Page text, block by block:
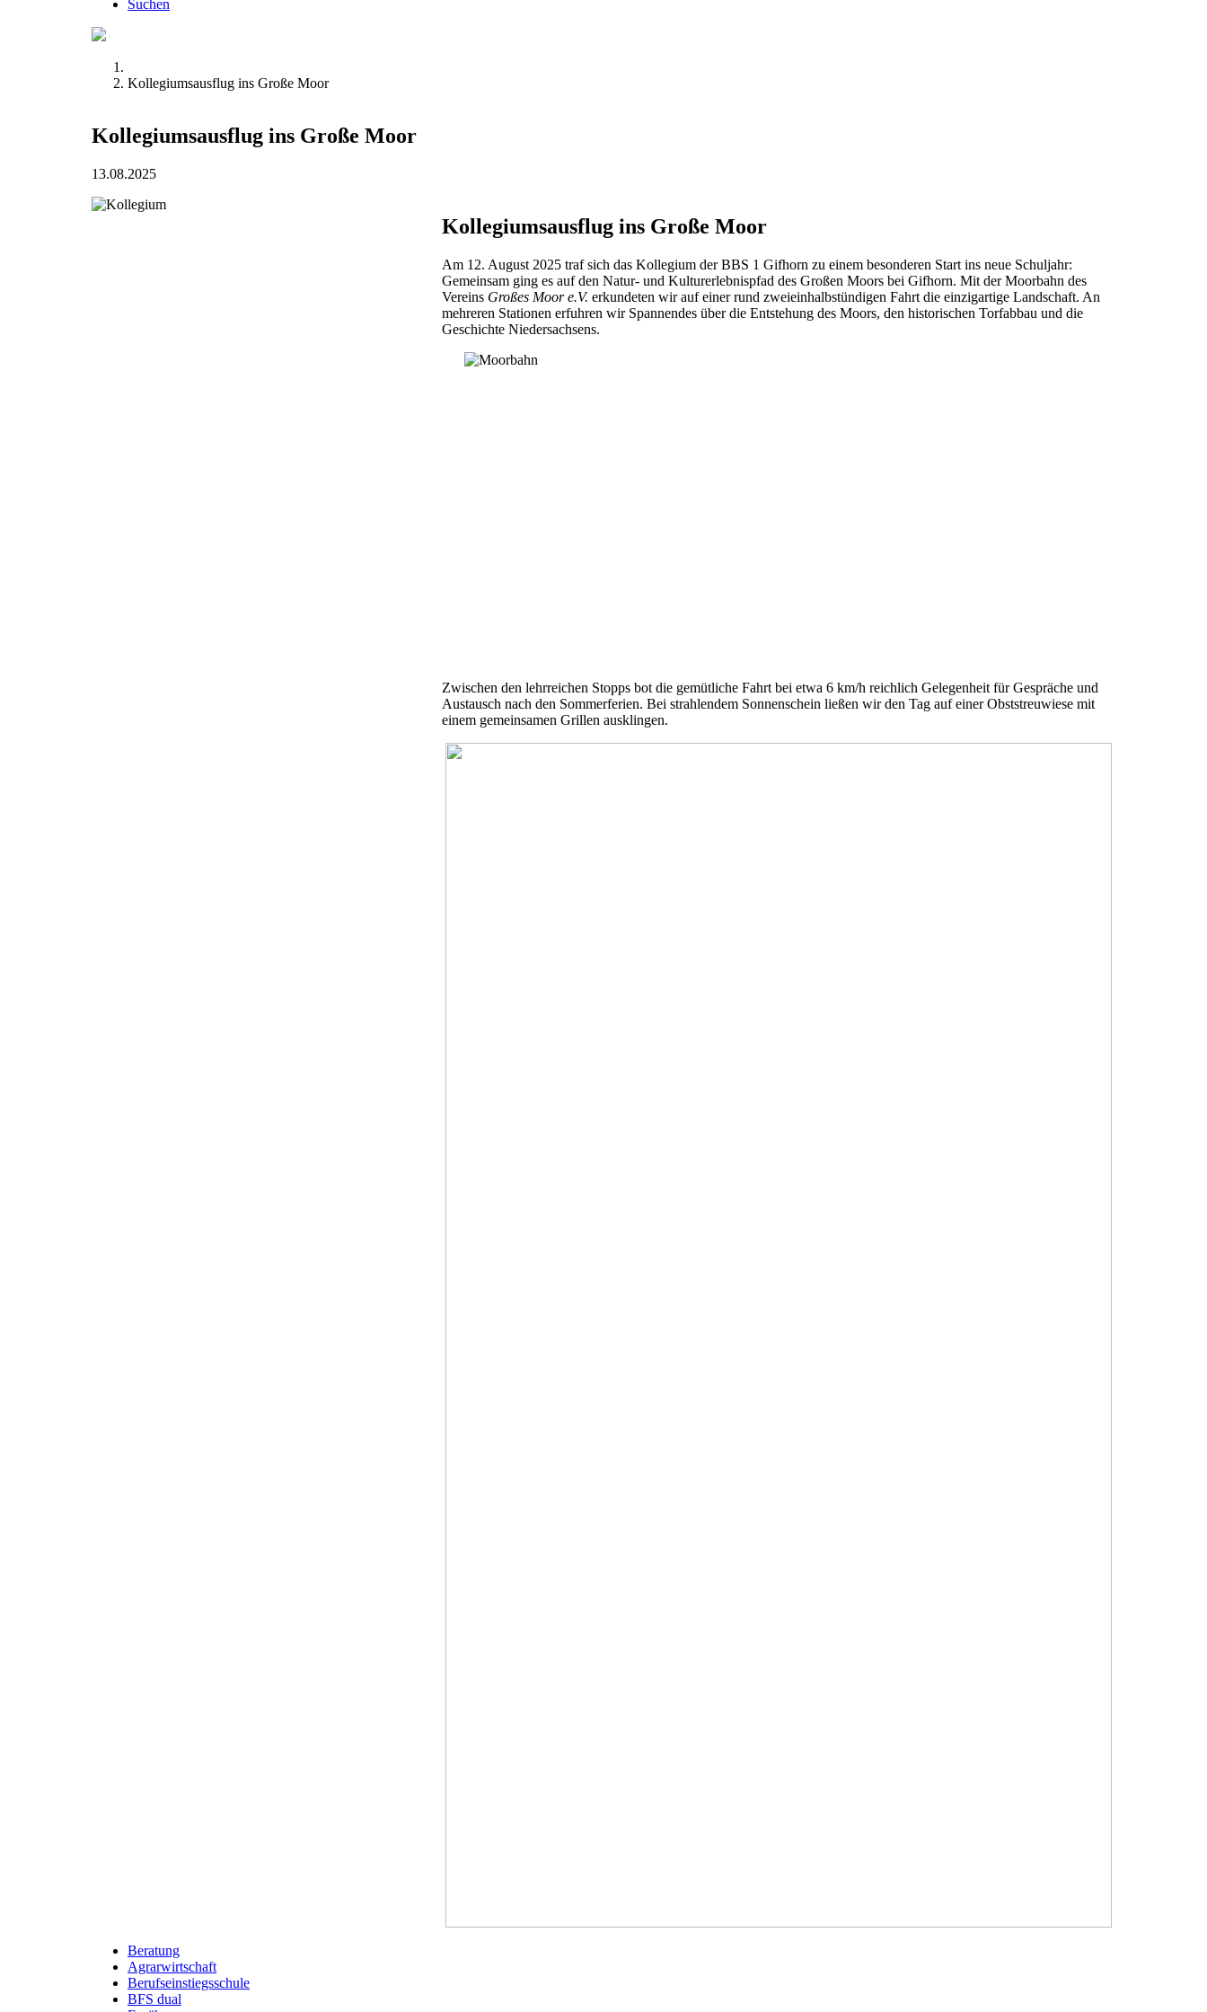
Suchen
Kollegiumsausflug ins Große Moor
Kollegiumsausflug ins Große Moor
13.08.2025
Kollegiumsausflug ins Große Moor
Am 12. August 2025 traf sich das Kollegium der BBS 1 Gifhorn zu einem besonderen Start ins neue Schuljahr:
Gemeinsam ging es auf den Natur- und Kulturerlebnispfad des Großen Moors bei Gifhorn. Mit der Moorbahn des
Vereins Großes Moor e.V. erkundeten wir auf einer rund zweieinhalbstündigen Fahrt die einzigartige Landschaft. An
mehreren Stationen erfuhren wir Spannendes über die Entstehung des Moors, den historischen Torfabbau und die
Geschichte Niedersachsens.
Zwischen den lehrreichen Stopps bot die gemütliche Fahrt bei etwa 6 km/h reichlich Gelegenheit für Gespräche und
Austausch nach den Sommerferien. Bei strahlendem Sonnenschein ließen wir den Tag auf einer Obststreuwiese mit
einem gemeinsamen Grillen ausklingen.
Berufsfelder
Beratung
Agrarwirtschaft
Berufseinstiegsschule
BFS dual